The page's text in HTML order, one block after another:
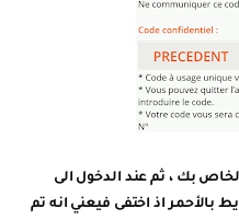
بك ، ثم عند الدخول الى
اذ اختفى فيعني انه تم